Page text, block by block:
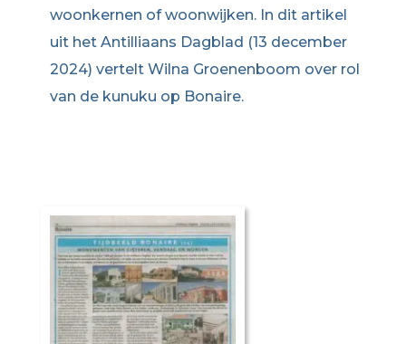
woonkernen of woonwijken. In dit artikel
uit het Antilliaans Dagblad (13 december
2024) vertelt Wilna Groenenboom over rol
van de kunuku op Bonaire.